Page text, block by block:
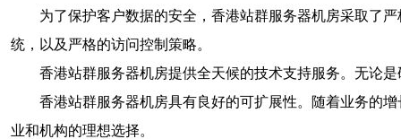
为了保护客户数据的安全，香港站群服务器机房采取了
统，以及严格的访问控制策略。
香港站群服务器机房提供全天候的技术支持服务。无论
香港站群服务器机房具有良好的可扩展性。随着业务的
业和机构的理想选择。